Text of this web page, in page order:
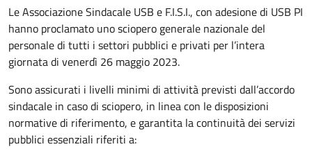
Le Associazione Sindacale USB e F.I.S.I., con adesione di USB PI
hanno proclamato uno sciopero generale nazionale del
personale di tutti i settori pubblici e privati per l’intera
giornata di venerdì 26 maggio 2023.
Sono assicurati i livelli minimi di attività previsti dall’accordo
sindacale in caso di sciopero, in linea con le disposizioni
normative di riferimento, e garantita la continuità dei servizi
pubblici essenziali riferiti a: